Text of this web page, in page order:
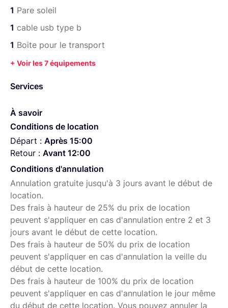
1 Pare soleil
1 cable usb type b
1 Boite pour le transport
+ Voir les 7 équipements
Services
À savoir
Conditions de location
Départ : Après 15:00
Retour : Avant 12:00
Conditions d'annulation
Annulation gratuite jusqu'à 3 jours avant le début de
location.
Des frais à hauteur de 25% du prix de location
peuvent s'appliquer en cas d'annulation entre 2 et 3
jours avant le début de cette location.
Des frais à hauteur de 50% du prix de location
peuvent s'appliquer en cas d'annulation la veille du
début de cette location.
Des frais à hauteur de 100% du prix de location
peuvent s'appliquer en cas d'annulation le jour même
du début de cette location. Vous pouvez annuler la